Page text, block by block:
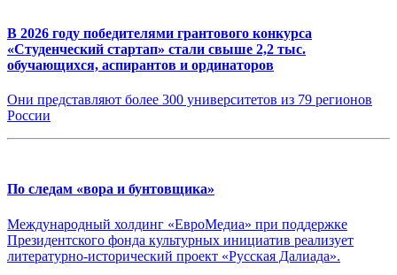
В 2026 году победителями грантового конкурса
«Студенческий стартап» стали свыше 2,2 тыс.
обучающихся, аспирантов и ординаторов
Они представляют более 300 университетов из 79 регионов
России
По следам «вора и бунтовщика»
Международный холдинг «ЕвроМедиа» при поддержке
Президентского фонда культурных инициатив реализует
литературно-исторический проект «Русская Далиада».